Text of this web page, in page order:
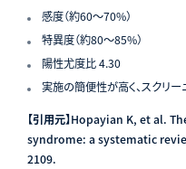
感度（約60〜70%）
特異度（約80〜85%）
陽性尤度比 4.30
実施の簡便性が高く、スクリ
【引用元】 Hopayian K, et al.
syndrome: a systematic
2109.